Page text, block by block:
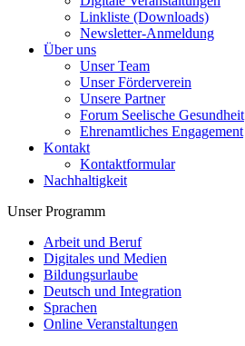
Linkliste (Downloads)
Newsletter-Anmeldung
Über uns
Unser Team
Unser Förderverein
Unsere Partner
Forum Seelische Gesundheit
Ehrenamtliches Engagement
Kontakt
Kontaktformular
Nachhaltigkeit
Unser Programm
Arbeit und Beruf
Digitales und Medien
Bildungsurlaube
Deutsch und Integration
Sprachen
Online Veranstaltungen